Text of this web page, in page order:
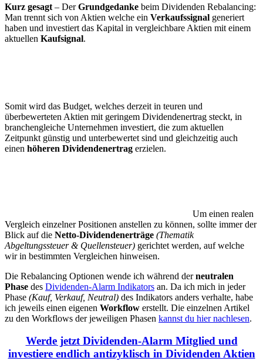
Kurz gesagt – DerGrundgedanke beim Dividenden Rebalancing:
Man trennt sich von Aktien welche ein Verkaufssignal generiert
haben und investiert das Kapital in vergleichbare Aktien mit einem
aktuellen Kaufsignal.
Somit wird das Budget, welches derzeit in teuren und
überbewerteten Aktien mit geringem Dividendenertrag steckt, in
branchengleiche Unternehmen investiert, die zum aktuellen
Zeitpunkt günstig und unterbewertet sind und gleichzeitig auch
einen höheren Dividendenertrag erzielen.
Um einen realen
Vergleich einzelner Positionen anstellen zu können, sollte immer der
Blick auf die Netto-Dividendenerträge (Thematik
Abgeltungssteuer & Quellensteuer) gerichtet werden, auf welche
wir in bestimmten Vergleichen hinweisen.
Die Rebalancing Optionen wende ich während derneutralen
Phase des Dividenden-Alarm Indikators an. Da ich mich in jeder
Phase (Kauf, Verkauf, Neutral) des Indikators anders verhalte, habe
ich jeweils einen eigenen Workflow erstellt. Die einzelnen Artikel
zu den Workflows der jeweiligen Phasen kannst du hier nachlesen.
Werde jetzt Dividenden-Alarm Mitglied und
investiere endlich antizyklisch in Dividenden Aktien